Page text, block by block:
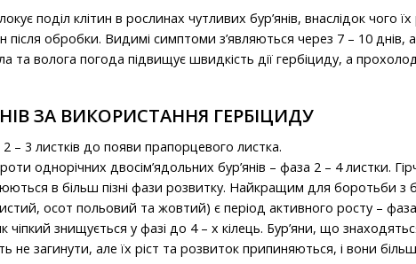
поділ клітин в рослинах чутливих бур’янів, внаслідок чого їх
після обробки. Видимі симптоми з’являються через 7 – 10 днів,
та волога погода підвищує швидкість дії гербіциду, а
ЗА ВИКОРИСТАННЯ ГЕРБІЦИДУ
– 3 листків до появи прапорцевого листка.
однорічних двосім’ядольних бур’янів – фаза 2 – 4 листки.
в більш пізні фази розвитку. Найкращим для боротьби з
осот польовий та жовтий) є період активного росту –
знищується у фазі до 4 – х кілець. Бур’яни, що
не загинути, але їх ріст та розвиток припиняються, і вони